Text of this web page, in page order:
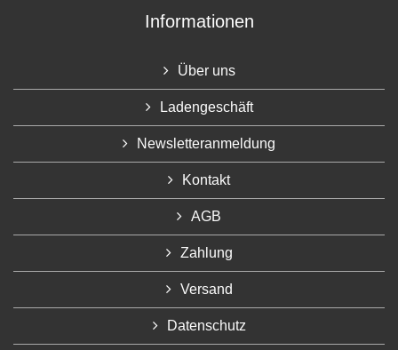
Informationen
Über uns
Ladengeschäft
Newsletteranmeldung
Kontakt
AGB
Zahlung
Versand
Datenschutz